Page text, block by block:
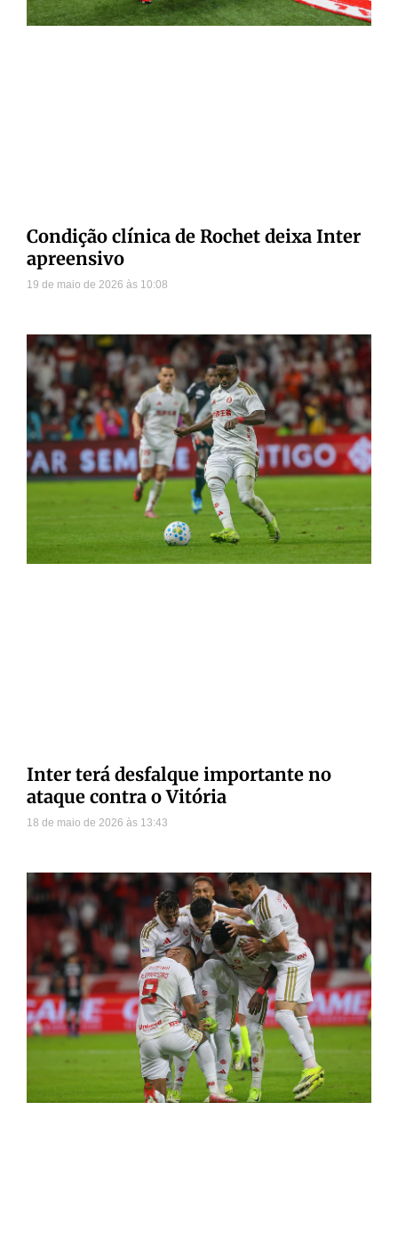
Condição clínica de Rochet deixa Inter
apreensivo
19 de maio de 2026 10:08
Inter terá desfalque importante no
ataque contra o Vitória
18 de maio de 2026 13:43